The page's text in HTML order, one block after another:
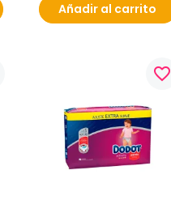
Añadir al carrito
favorite_border